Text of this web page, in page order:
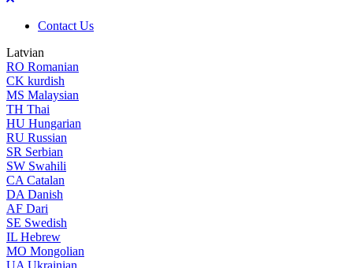
Contact Us
Latvian
RO Romanian
CK kurdish
MS Malaysian
TH Thai
HU Hungarian
RU Russian
SR Serbian
SW Swahili
CA Catalan
DA Danish
AF Dari
SE Swedish
IL Hebrew
MO Mongolian
UA Ukrainian